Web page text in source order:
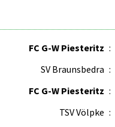
FC G-W Piesteritz :
SV Braunsbedra :
FC G-W Piesteritz :
TSV Völpke :